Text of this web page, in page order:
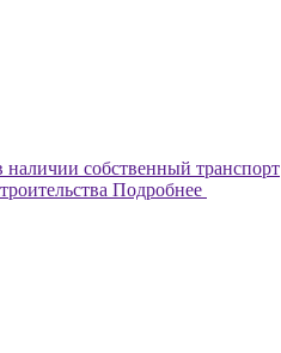
собственный транспорт
Подробнее